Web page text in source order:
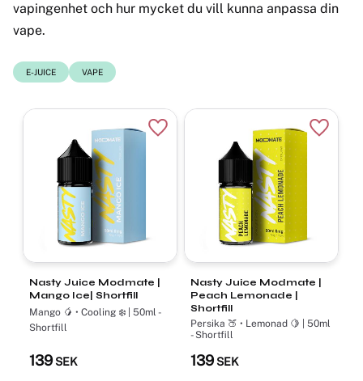
vapingenhet och hur mycket du vill kunna anpassa din
vape.
E-JUICE VAPE
Nasty Juice Modmate |
Mango Ice| Shortfill
Mango 🥭 • Cooling ❄️ ​| 50ml -
Shortfill
139 SEK
Lägg till i favoriter
Nasty Juice Modmate |
Peach Lemonade |
Shortfill
Persika 🍑 • Lemonad 🍋 ​| 50ml
- Shortfill
139 SEK
Lägg